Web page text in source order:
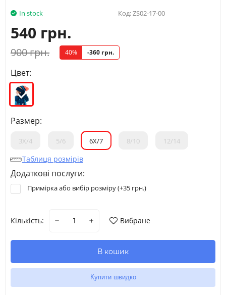
In stock Код:ZS02-17-00
540 грн.
900 грн. 40% -360 грн.
Цвет:
Размер:
3Х/4 5/6 6Х/7 8/10 12/14
Таблиця розмірів
Додаткові послуги:
Примірка або вибір розміру (+35 грн.)
Кількість: Вибране
В кошик
Купити швидко